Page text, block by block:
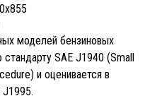
моделей бензиновых
SAE J1940 (Small
и оценивается в
J1995.